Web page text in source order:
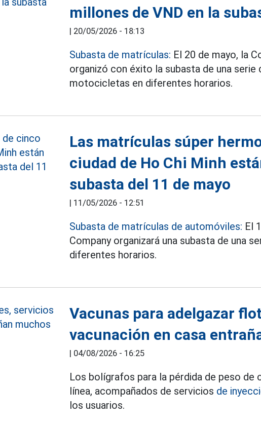
millones de VND en la
| 20/05/2026 - 18:13
Subasta de matrículas: El 20 de mayo, la
organizó con éxito la subasta de una
motocicletas en diferentes horarios.
Las matrículas súper
ciudad de Ho Chi Minh
subasta del 11 de mayo
| 11/05/2026 - 12:51
Subasta de matrículas de automóviles: El
Company organizará una subasta de una
diferentes horarios.
Vacunas para adelgazar
vacunación en casa
| 04/08/2026 - 16:25
Los bolígrafos para la pérdida de peso de
línea, acompañados de servicios de
los usuarios.